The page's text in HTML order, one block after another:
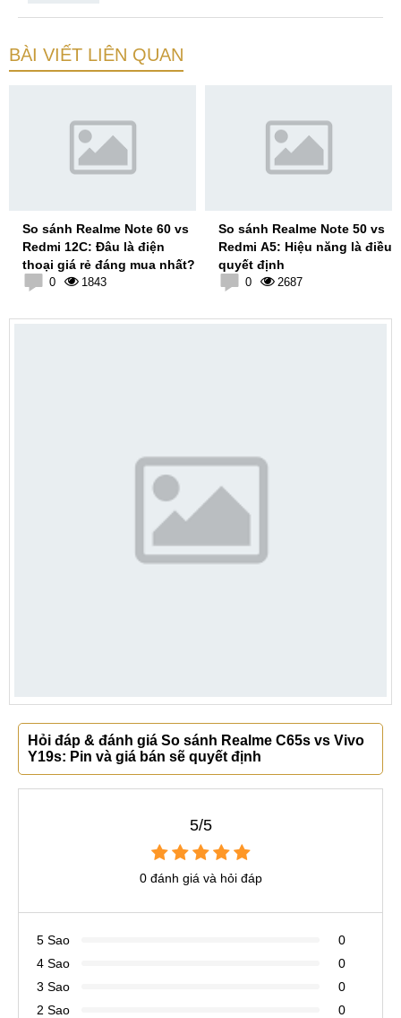
BÀI VIẾT LIÊN QUAN
So sánh Realme Note 60 vs
Redmi 12C: Đâu là điện
thoại giá rẻ đáng mua nhất?
0 1843
So sánh Realme Note 50 vs
Redmi A5: Hiệu năng là điều
quyết định
0 2687
Hỏi đáp & đánh giá So sánh Realme C65s vs Vivo
Y19s: Pin và giá bán sẽ quyết định
5/5
0 đánh giá và hỏi đáp
5 Sao
0
4 Sao
0
3 Sao
0
2 Sao
0